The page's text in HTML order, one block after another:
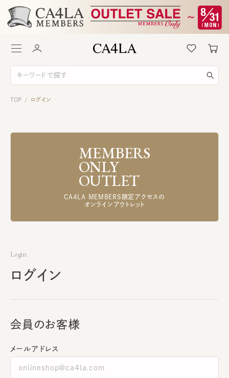
TOP / ログイン
MEMBERS
ONLY
OUTLET
CA4LA MEMBERS限定アクセスの
オンラインアウトレット
Login
ログイン
会員のお客様
メールアドレス